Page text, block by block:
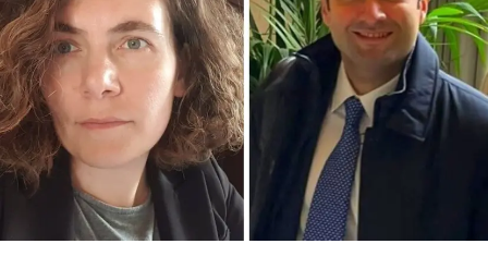
CULTURA
AMBIENTE
Streaming
LAC TV
LAC NETWORK
LAC ONAIR